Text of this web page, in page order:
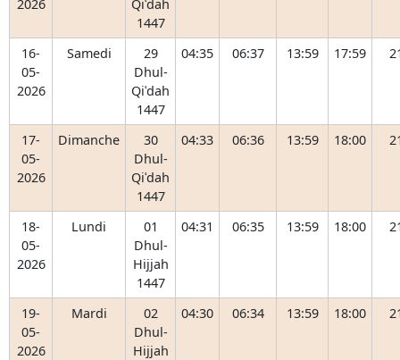
2026
Qiʿdah
1447
16-
05-
2026
Samedi
29
Dhul-
Qiʿdah
1447
04:35 06:37 13:59 17:59
17-
05-
2026
Dimanche
30
Dhul-
Qiʿdah
1447
04:33 06:36 13:59 18:00
18-
05-
2026
Lundi
01
Dhul-
Hijjah
1447
04:31 06:35 13:59 18:00
19-
05-
2026
Mardi
02
Dhul-
Hijjah
04:30 06:34 13:59 18:00